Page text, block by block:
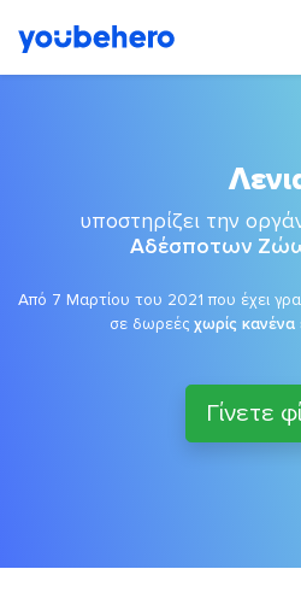
υποστηρίζει την
Αδέσποτων
Από 7 Μαρτίου του 2021 που έχει
σε δωρεές χωρίς
Γίνετε